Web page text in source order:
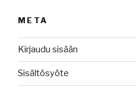
META
Kirjaudu sisään
Sisältösyöte